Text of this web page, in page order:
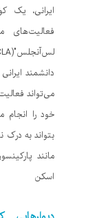
ایرانی، یک
فعالیت‌های
دانشمند
می‌تواند
خود را انجام
بتواند به
مانند
اسکن